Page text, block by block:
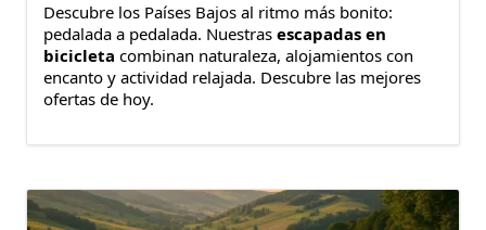
Descubre los Países Bajos al ritmo más bonito:
pedalada a pedalada. Nuestras escapadas en
bicicleta combinan naturaleza, alojamientos con
encanto y actividad relajada. Descubre las mejores
ofertas de hoy.